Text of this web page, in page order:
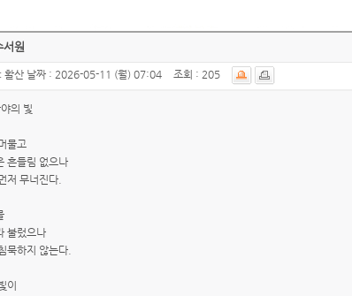
서원
활산날짜 : 2026-05-11 (월) 07:04 조회 : 205
의 빛
물고
흔들림 없으나
저 무너진다.
불렀으나
묵하지 않는다.
이